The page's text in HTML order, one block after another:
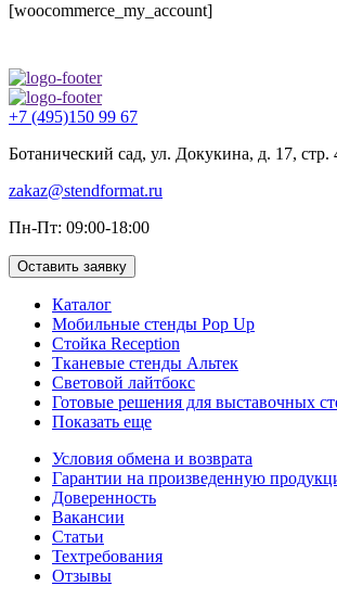
[woocommerce_my_account]
+7 (495)150 99 67
Ботанический сад, ул. Докукина, д. 17, стр.
zakaz@stendformat.ru
Пн-Пт: 09:00-18:00
Оставить заявку
Каталог
Мобильные стенды Pop Up
Стойка Reception
Тканевые стенды Альтек
Световой лайтбокс
Готовые решения для выставочных
Показать еще
Условия обмена и возврата
Гарантии на произведенную
Доверенность
Вакансии
Статьи
Техтребования
Отзывы